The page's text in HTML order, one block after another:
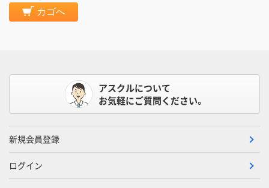
カゴへ
アスクルについて
お気軽にご質問ください。
新規会員登録
ログイン